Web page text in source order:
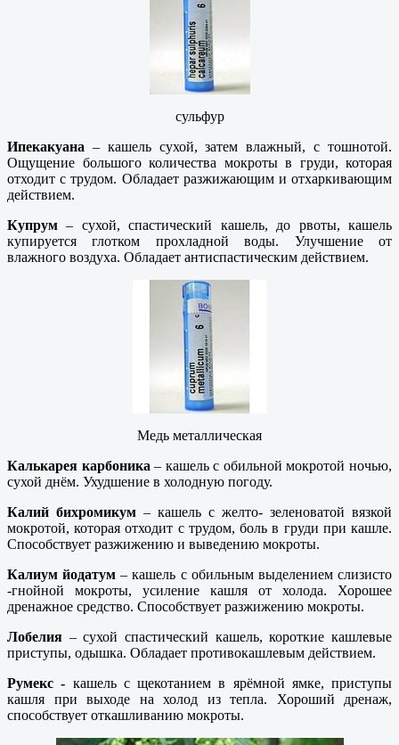
сульфур
Ипекакуана – кашель сухой, затем влажный, с тошнотой.
Ощущение большого количества мокроты в груди, которая
отходит с трудом. Обладает разжижающим и отхаркивающим
действием.
Купрум – сухой, спастический кашель, до рвоты, кашель
купируется глотком прохладной воды. Улучшение от
влажного воздуха. Обладает антиспастическим действием.
Медь металлическая
Калькарея карбоника – кашель с обильной мокротой ночью,
сухой днём. Ухудшение в холодную погоду.
Калий бихромикум – кашель с желто- зеленоватой вязкой
мокротой, которая отходит с трудом, боль в груди при кашле.
Способствует разжижению и выведению мокроты.
Калиум йодатум – кашель с обильным выделением слизисто
-гнойной мокроты, усиление кашля от холода. Хорошее
дренажное средство. Способствует разжижению мокроты.
Лобелия – сухой спастический кашель, короткие кашлевые
приступы, одышка. Обладает противокашлевым действием.
Румекс - кашель с щекотанием в ярёмной ямке, приступы
кашля при выходе на холод из тепла. Хороший дренаж,
способствует откашливанию мокроты.